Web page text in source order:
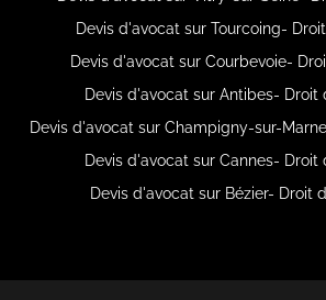
Devis d'avocat sur Tourcoing-
Devis d'avocat sur Courbevoie-
Devis d'avocat sur Antibes- Droit
Devis d'avocat sur Champigny-sur-
Devis d'avocat sur Cannes- Droit
Devis d'avocat sur Bézier- Droit